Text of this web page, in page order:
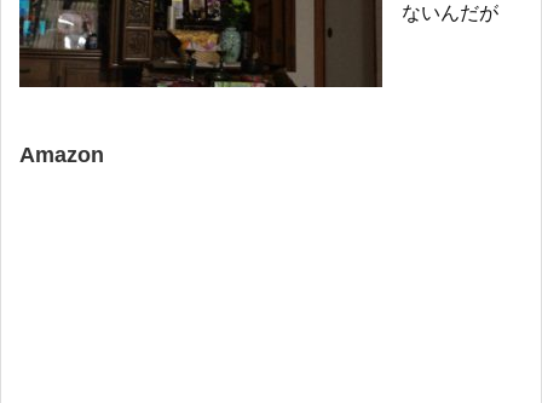
ないんだが
Amazon